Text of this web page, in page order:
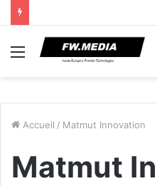
Menu
Accueil / Matmut Innovation
Matmut